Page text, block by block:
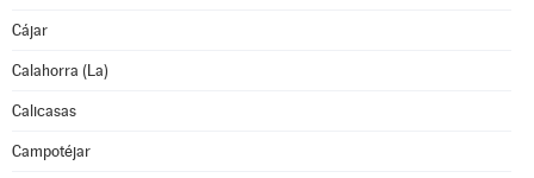
Cájar
Calahorra (La)
Calicasas
Campotéjar